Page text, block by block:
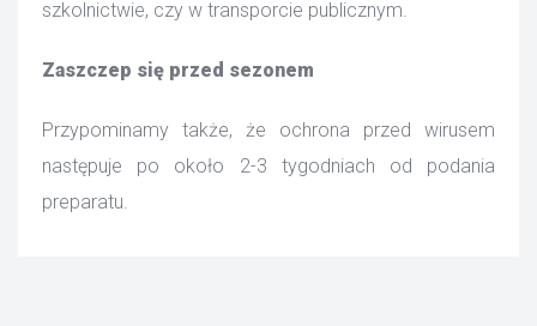
zkolnictwie, czy w transporcie publicznym.
Zaszczep się przed sezonem
Przypominamy także, że ochrona przed wirusem
następuje po około 2-3 tygodniach od podania
preparatu.